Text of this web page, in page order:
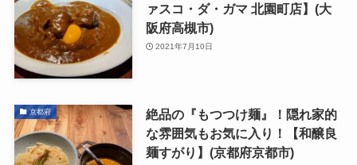
ァスコ・ダ・ガマ 北園町店】(大
阪府高槻市)
2021年7月10日
京都府
絶品の『もつつけ麺』！隠れ家的
な雰囲気もお気に入り！【和醸良
麺すがり】(京都府京都市)